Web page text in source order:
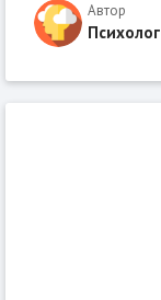
Автор